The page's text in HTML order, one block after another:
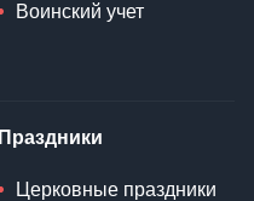
Воинский учет
Праздники
Церковные праздники